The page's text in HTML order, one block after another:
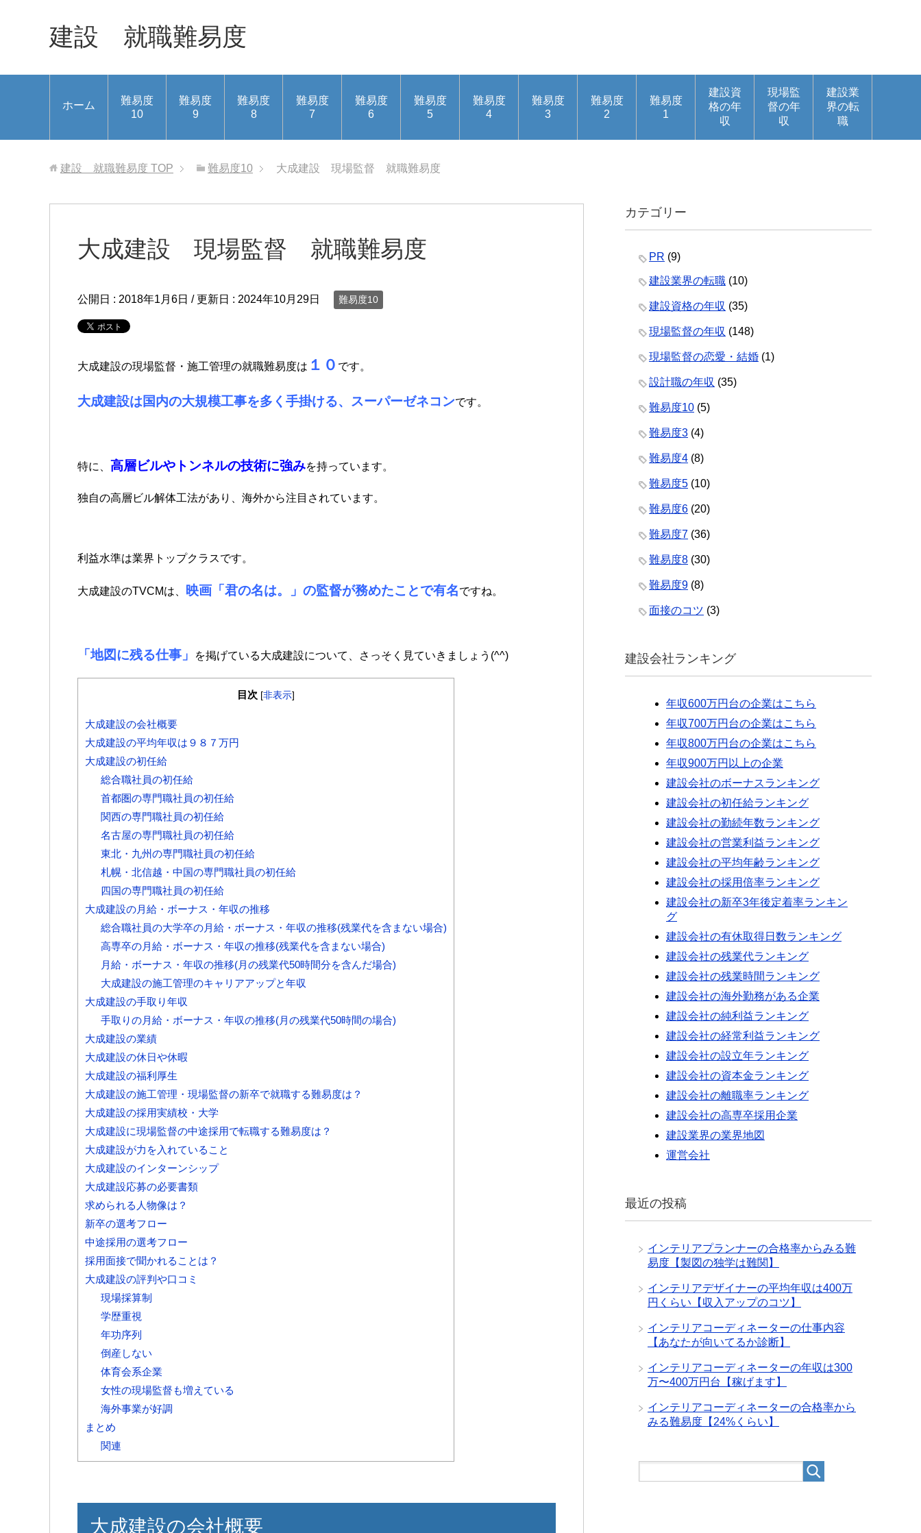
建設 就職難易度
ホーム
難易度
10
難易度
9
難易度
8
難易度
7
難易度
6
難易度
5
難易度
4
難易度
3
難易度
2
難易度
1
建設資
格の年
収
現場監
督の年
収
建設業
界の転
職
建設 就職難易度 TOP 難易度10 大成建設 現場監督 就職難易度
大成建設 現場監督 就職難易度
公開日 : 2018年1月6日 / 更新日 : 2024年10月29日 難易度10
大成建設の現場監督・施工管理の就職難易度は １０ です。
大成建設は国内の大規模工事を多く手掛ける、スーパーゼネコンです。
特に、 高層ビルやトンネルの技術に強みを持っています。
独自の高層ビル解体工法があり、海外から注目されています。
利益水準は業界トップクラスです。
大成建設のTVCMは、 映画「君の名は。」の監督が務めたことで有名ですね。
「地図に残る仕事」 を掲げている大成建設について、さっそく見ていきましょう(^^)
目次 [非表示]
大成建設の会社概要
大成建設の平均年収は９８７万円
大成建設の初任給
総合職社員の初任給
首都圏の専門職社員の初任給
関西の専門職社員の初任給
名古屋の専門職社員の初任給
東北・九州の専門職社員の初任給
札幌・北信越・中国の専門職社員の初任給
四国の専門職社員の初任給
大成建設の月給・ボーナス・年収の推移
総合職社員の大学卒の月給・ボーナス・年収の推移(残業代を含まない場合)
高専卒の月給・ボーナス・年収の推移(残業代を含まない場合)
月給・ボーナス・年収の推移(月の残業代50時間分を含んだ場合)
大成建設の施工管理のキャリアアップと年収
大成建設の手取り年収
手取りの月給・ボーナス・年収の推移(月の残業代50時間の場合)
大成建設の業績
大成建設の休日や休暇
大成建設の福利厚生
大成建設の施工管理・現場監督の新卒で就職する難易度は？
大成建設の採用実績校・大学
大成建設に現場監督の中途採用で転職する難易度は？
大成建設が力を入れていること
大成建設のインターンシップ
大成建設応募の必要書類
求められる人物像は？
新卒の選考フロー
中途採用の選考フロー
採用面接で聞かれることは？
大成建設の評判や口コミ
現場採算制
学歴重視
年功序列
倒産しない
体育会系企業
女性の現場監督も増えている
海外事業が好調
まとめ
関連
大成建設の会社概要
カテゴリー
PR (9)
建設業界の転職 (10)
建設資格の年収 (35)
現場監督の年収 (148)
現場監督の恋愛・結婚 (1)
設計職の年収 (35)
難易度10 (5)
難易度3 (4)
難易度4 (8)
難易度5 (10)
難易度6 (20)
難易度7 (36)
難易度8 (30)
難易度9 (8)
面接のコツ (3)
建設会社ランキング
年収600万円台の企業はこちら
年収700万円台の企業はこちら
年収800万円台の企業はこちら
年収900万円以上の企業
建設会社のボーナスランキング
建設会社の初任給ランキング
建設会社の勤続年数ランキング
建設会社の営業利益ランキング
建設会社の平均年齢ランキング
建設会社の採用倍率ランキング
建設会社の新卒3年後定着率ランキン
グ
建設会社の有休取得日数ランキング
建設会社の残業代ランキング
建設会社の残業時間ランキング
建設会社の海外勤務がある企業
建設会社の純利益ランキング
建設会社の経常利益ランキング
建設会社の設立年ランキング
建設会社の資本金ランキング
建設会社の離職率ランキング
建設会社の高専卒採用企業
建設業界の業界地図
運営会社
最近の投稿
インテリアプランナーの合格率からみる難
易度【製図の独学は難関】
インテリアデザイナーの平均年収は400万
円くらい【収入アップのコツ】
インテリアコーディネーターの仕事内容
【あなたが向いてるか診断】
インテリアコーディネーターの年収は300
万〜400万円台【稼げます】
インテリアコーディネーターの合格率から
みる難易度【24%くらい】